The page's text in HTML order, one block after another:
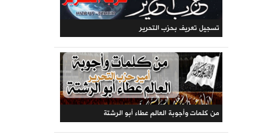
المكتب المركزي: جريدة الراية (متجددة)
تسجيل تعريف بحزب التحرير